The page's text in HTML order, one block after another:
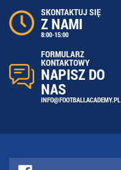
SKONTAKTUJ SIĘ
Z NAMI
8:00-15:00
FORMULARZ
KONTAKTOWY
NAPISZ DO
NAS
INFO@FOOTBALLACADEMY.PL